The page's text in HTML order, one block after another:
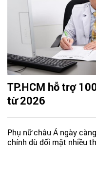
TP.HCM hỗ trợ
từ 2026
Phụ nữ châu Á ngày
chính dù đối mặt nhiều